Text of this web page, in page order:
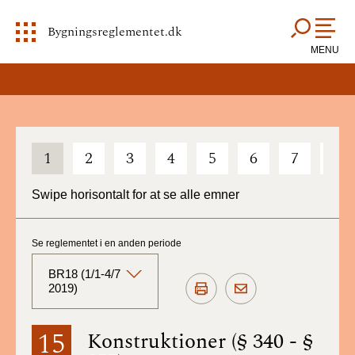
Bygningsreglementet.dk
MENU
1 2 3 4 5 6 7
Swipe horisontalt for at se alle emner
15 Konstruktioner (§ 340 - §
Se reglementet i en anden periode
BR18 (1/1-4/7
2019)
BR18 (Aktuelt)